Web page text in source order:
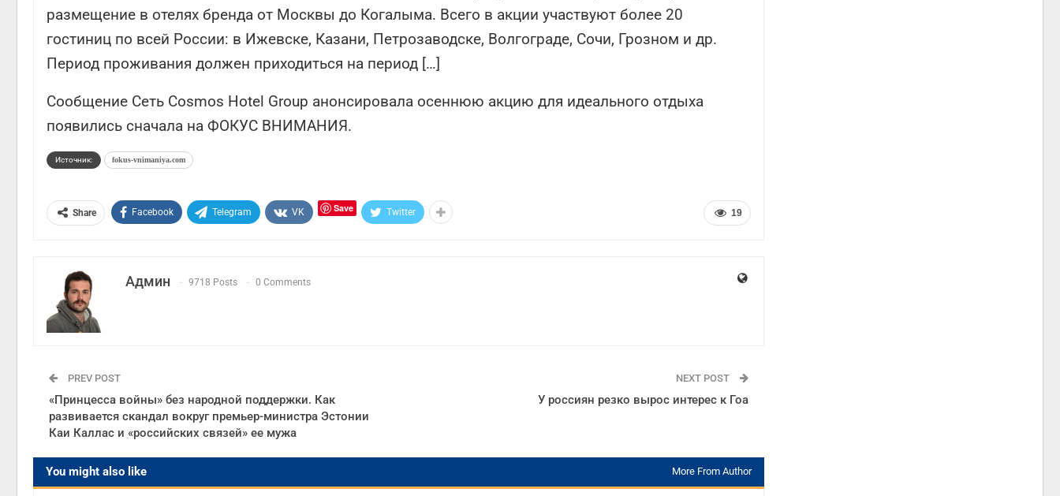
размещение в отелях бренда от Москвы до Когалыма. Всего в акции участвуют более 20
гостиниц по всей России: в Ижевске, Казани, Петрозаводске, Волгограде, Сочи, Грозном и др.
Период проживания должен приходиться на период […]
Сообщение Сеть Cosmos Hotel Group анонсировала осеннюю акцию для идеального отдыха
появились сначала на ФОКУС ВНИМАНИЯ.
Источник: fokus-vnimaniya.com
19
Share Facebook Telegram VK Save Twitter
Админ 9718 Posts 0 Comments
PREV POST
«Принцесса войны» без народной поддержки. Как
развивается скандал вокруг премьер-министра Эстонии
Каи Каллас и «российских связей» ее мужа
NEXT POST
У россиян резко вырос интерес к Гоа
You might also like More From Author